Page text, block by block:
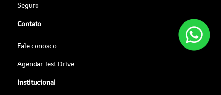
Seguro
Contato
Fale conosco
Agendar Test Drive
Institucional